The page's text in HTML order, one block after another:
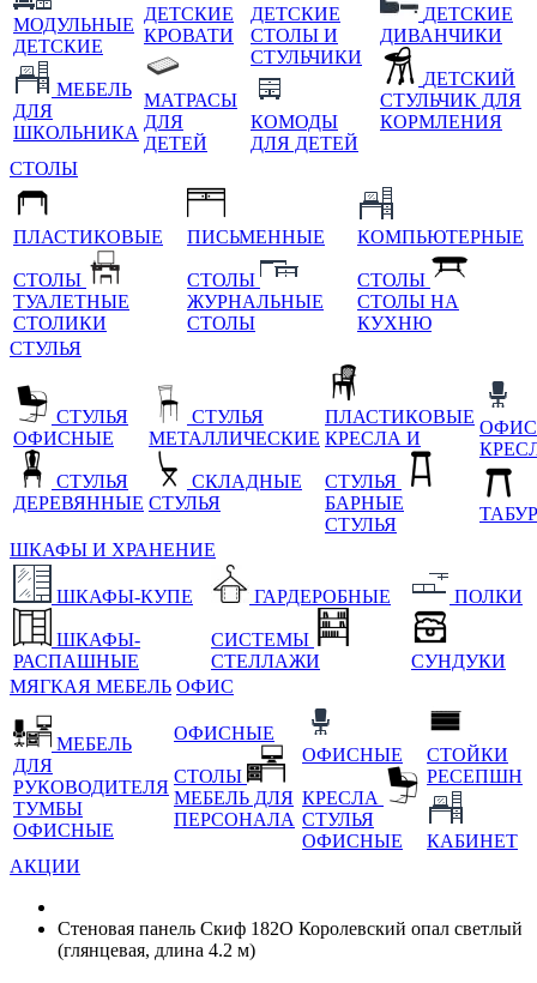
МОДУЛЬНЫЕ
ДЕТСКИЕ
МЕБЕЛЬ
ДЛЯ
ШКОЛЬНИКА
ДЕТСКИЕ
КРОВАТИ
МАТРАСЫ
ДЛЯ
ДЕТЕЙ
ДЕТСКИЕ
СТОЛЫ И
СТУЛЬЧИКИ
КОМОДЫ
ДЛЯ ДЕТЕЙ
ДЕТСКИЕ
ДИВАНЧИКИ
ДЕТСКИЙ
СТУЛЬЧИК ДЛЯ
КОРМЛЕНИЯ
СТОЛЫ
ПЛАСТИКОВЫЕ
СТОЛЫ
ТУАЛЕТНЫЕ
СТОЛИКИ
ПИСЬМЕННЫЕ
СТОЛЫ
ЖУРНАЛЬНЫЕ
СТОЛЫ
КОМПЬЮТЕРНЫЕ
СТОЛЫ
СТОЛЫ НА
КУХНЮ
СТУЛЬЯ
СТУЛЬЯ
ОФИСНЫЕ
СТУЛЬЯ
ДЕРЕВЯННЫЕ
СТУЛЬЯ
МЕТАЛЛИЧЕСКИЕ
СКЛАДНЫЕ
СТУЛЬЯ
ПЛАСТИКОВЫЕ
КРЕСЛА И
СТУЛЬЯ
БАРНЫЕ
СТУЛЬЯ
ШКАФЫ И ХРАНЕНИЕ
ШКАФЫ-КУПЕ
ШКАФЫ-
РАСПАШНЫЕ
ГАРДЕРОБНЫЕ
СИСТЕМЫ
СТЕЛЛАЖИ
ПОЛКИ
СУНДУКИ
МЯГКАЯ МЕБЕЛЬ ОФИС
МЕБЕЛЬ
ДЛЯ
РУКОВОДИТЕЛЯ
ТУМБЫ
ОФИСНЫЕ
ОФИСНЫЕ
СТОЛЫ
МЕБЕЛЬ ДЛЯ
ПЕРСОНАЛА
ОФИСНЫЕ
КРЕСЛА
СТУЛЬЯ
ОФИСНЫЕ
СТОЙКИ
РЕСЕПШН
КАБИНЕТ
АКЦИИ
Стеновая панель Скиф 182О Королевский опал светлый
(глянцевая, длина 4.2 м)